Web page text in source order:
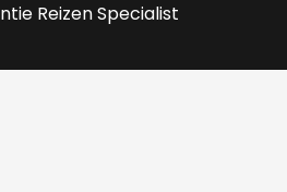
Reizen Specialist